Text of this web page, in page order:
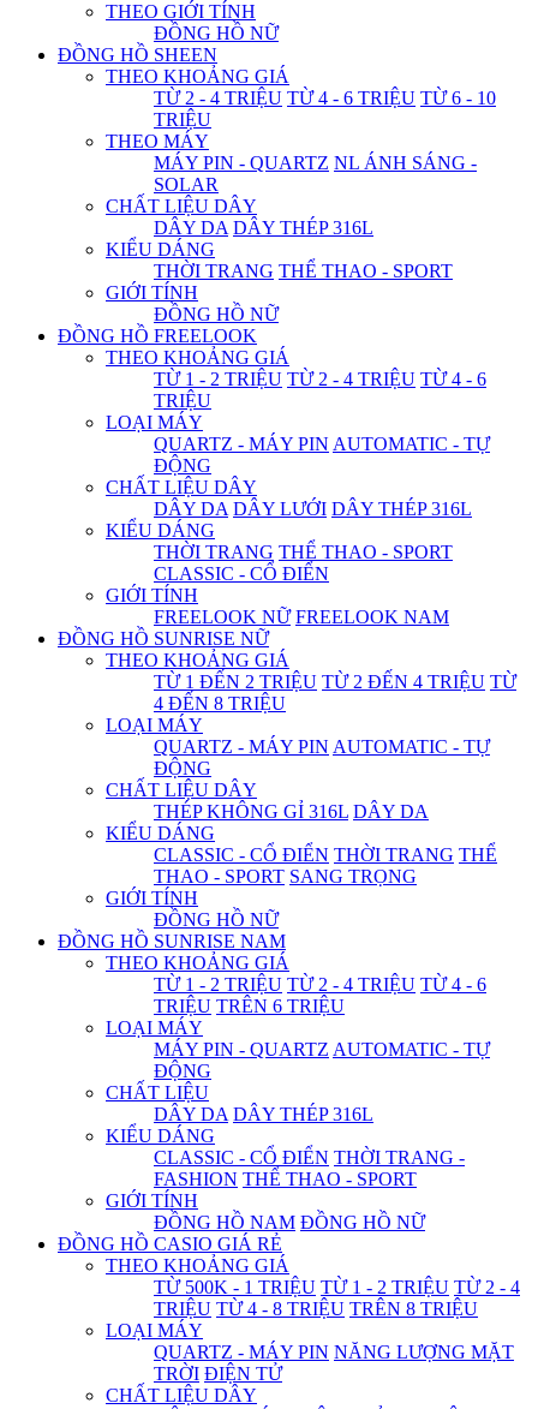
THEO GIỚI TÍNH
ĐỒNG HỒ NỮ
ĐỒNG HỒ SHEEN
THEO KHOẢNG GIÁ
TỪ 2 - 4 TRIỆU TỪ 4 - 6 TRIỆU TỪ 6 - 10
TRIỆU
THEO MÁY
MÁY PIN - QUARTZ NL ÁNH SÁNG -
SOLAR
CHẤT LIỆU DÂY
DÂY DA DÂY THÉP 316L
KIỂU DÁNG
THỜI TRANG THỂ THAO - SPORT
GIỚI TÍNH
ĐỒNG HỒ NỮ
ĐỒNG HỒ FREELOOK
THEO KHOẢNG GIÁ
TỪ 1 - 2 TRIỆU TỪ 2 - 4 TRIỆU TỪ 4 - 6
TRIỆU
LOẠI MÁY
QUARTZ - MÁY PIN AUTOMATIC - TỰ
ĐỘNG
CHẤT LIỆU DÂY
DÂY DA DÂY LƯỚI DÂY THÉP 316L
KIỂU DÁNG
THỜI TRANG THỂ THAO - SPORT
CLASSIC - CỔ ĐIỂN
GIỚI TÍNH
FREELOOK NỮ FREELOOK NAM
ĐỒNG HỒ SUNRISE NỮ
THEO KHOẢNG GIÁ
TỪ 1 ĐẾN 2 TRIỆU TỪ 2 ĐẾN 4 TRIỆU TỪ
4 ĐẾN 8 TRIỆU
LOẠI MÁY
QUARTZ - MÁY PIN AUTOMATIC - TỰ
ĐỘNG
CHẤT LIỆU DÂY
THÉP KHÔNG GỈ 316L DÂY DA
KIỂU DÁNG
CLASSIC - CỔ ĐIỂN THỜI TRANG THỂ
THAO - SPORT SANG TRỌNG
GIỚI TÍNH
ĐỒNG HỒ NỮ
ĐỒNG HỒ SUNRISE NAM
THEO KHOẢNG GIÁ
TỪ 1 - 2 TRIỆU TỪ 2 - 4 TRIỆU TỪ 4 - 6
TRIỆU TRÊN 6 TRIỆU
LOẠI MÁY
MÁY PIN - QUARTZ AUTOMATIC - TỰ
ĐỘNG
CHẤT LIỆU
DÂY DA DÂY THÉP 316L
KIỂU DÁNG
CLASSIC - CỔ ĐIỂN THỜI TRANG -
FASHION THỂ THAO - SPORT
GIỚI TÍNH
ĐỒNG HỒ NAM ĐỒNG HỒ NỮ
ĐỒNG HỒ CASIO GIÁ RẺ
THEO KHOẢNG GIÁ
TỪ 500K - 1 TRIỆU TỪ 1 - 2 TRIỆU TỪ 2 - 4
TRIỆU TỪ 4 - 8 TRIỆU TRÊN 8 TRIỆU
LOẠI MÁY
QUARTZ - MÁY PIN NĂNG LƯỢNG MẶT
TRỜI ĐIỆN TỬ
CHẤT LIỆU DÂY